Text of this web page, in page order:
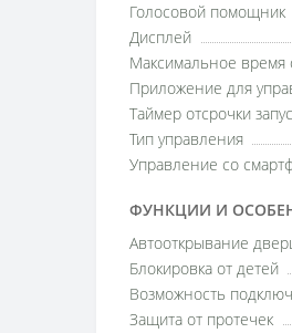
Голосовой помощник
Дисплей
Максимальное время
Приложение для
Таймер отсрочки
Тип управления
Управление со
ФУНКЦИИ И
Автооткрывание
Блокировка от детей
Возможность
Защита от протечек